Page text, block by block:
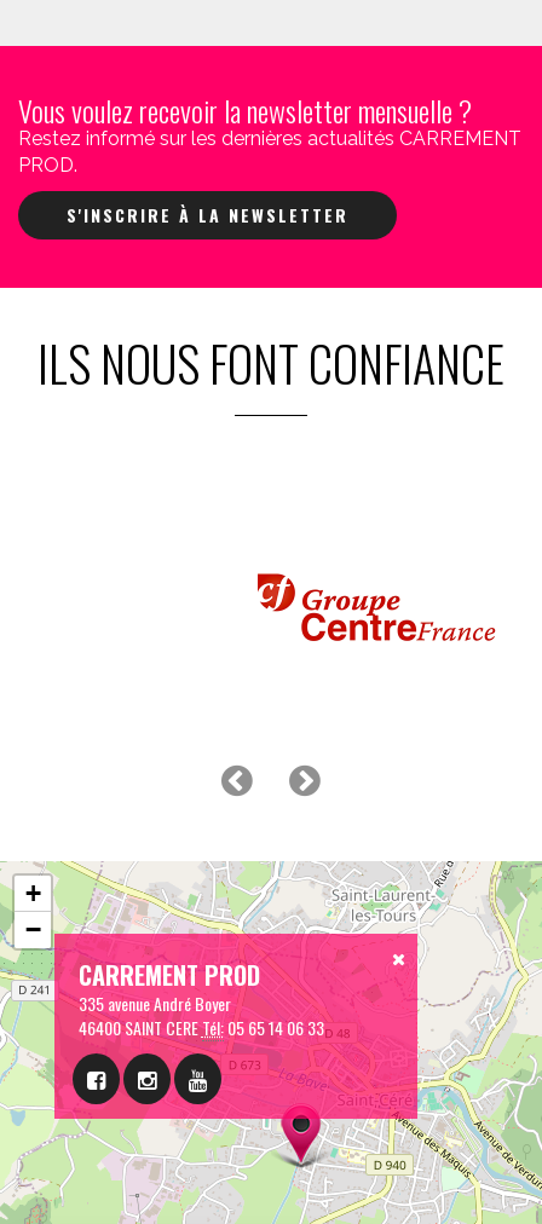
Vous voulez recevoir la newsletter mensuelle ?
Restez informé sur les dernières actualités CARREMENT
PROD.
S'INSCRIRE À LA NEWSLETTER
ILS NOUS FONT CONFIANCE
CARREMENT PROD
335 avenue André Boyer
46400 SAINT CERETél:05 65 14 06 33
+
−